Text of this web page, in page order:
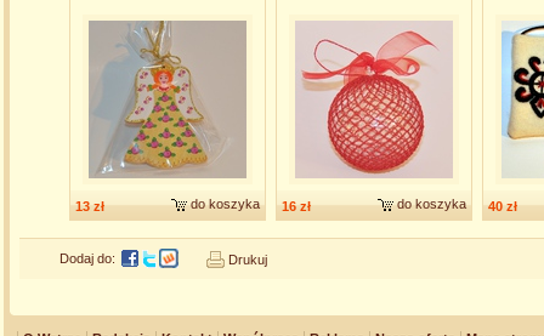
13 zł do koszyka 16 zł do koszyka 40 zł
Dodaj do: Drukuj